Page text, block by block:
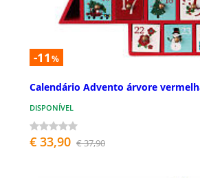
-11 %
Calendário Advento árvore
DISPONÍVEL
€ 33,90 € 37,90